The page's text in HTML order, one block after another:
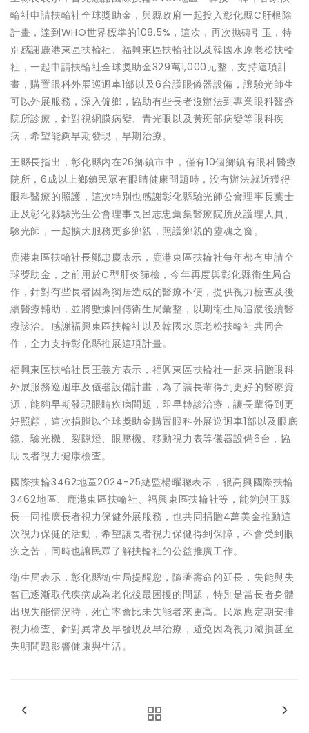
輪社申請扶輪社全球獎助金，與縣政府一起投入彰化縣C肝根除
計畫，達到WHO世界標準的108.5%，這次，再次拋磚引玉，特
別感謝鹿港東區扶輪社、福興東區扶輪社以及韓國水原老松扶輪
社，一起申請扶輪社全球獎助金329萬1,000元整，支持這項計
畫，購置眼科外展巡迴車1部以及6台護眼儀器設備，讓驗光師生
可以外展服務，深入偏鄉，協助有些長者沒辦法到專業眼科醫療
院所診療，針對視網膜病變、青光眼以及黃斑部病變等眼科疾
病，希望能夠早期發現，早期治療。
王縣長指出，彰化縣內在26鄉鎮市中，僅有10個鄉鎮有眼科醫療
院所，6成以上鄉鎮民眾有眼睛健康問題時，没有辦法就近獲得
眼科醫療的照護，這次特別也感謝彰化縣驗光師公會理事長葉士
正及彰化縣驗光生公會理事長呂志忠彙集醫療院所及護理人員、
驗光師，一起擴大服務更多鄉親，照護鄉親的靈魂之窗。
鹿港東區扶輪社長鄭忠慶表示，鹿港東區扶輪社每年都有申請全
球獎助金，之前用於C型肝炎篩檢，今年再度與彰化縣衛生局合
作，針對有些長者因為獨居造成的醫療不便，提供視力檢查及後
續醫療輔助，並將數據回傳衛生局彙整，以期衛生局追蹤後續醫
療診治。感謝福興東區扶輪社以及韓國水原老松扶輪社共同合
作，全力支持彰化縣推展這項計畫。
福興東區扶輪社長王義方表示，福興東區扶輪社一起來捐贈眼科
外展服務巡迴車及儀器設備計畫，為了讓長輩得到更好的醫療資
源，能夠早期發現眼睛疾病問題，即早轉診治療，讓長輩得到更
好照顧，這次捐贈以全球獎助金購置眼科外展巡迴車1部以及眼底
鏡、驗光機、裂隙燈、眼壓機、移動視力表等儀器設備6台，協
助長者視力健康檢查。
國際扶輪3462地區2024-25總監楊曜聰表示，很高興國際扶輪
3462地區、鹿港東區扶輪社、福興東區扶輪社等，能夠與王縣
長一同推廣長者視力保健外展服務，也共同捐贈4萬美金推動這
次視力保健的活動，希望讓長者視力保健得到保障，不會受到眼
疾之苦，同時也讓民眾了解扶輪社的公益推廣工作。
衛生局表示，彰化縣衛生局提醒您，隨著壽命的延長，失能與失
智已逐漸取代疾病成為老化後最困擾的問題，特別是當長者身體
出現失能情況時，死亡率會比未失能者來更高。民眾應定期安排
視力檢查、針對異常及早發現及早治療，避免因為視力減損甚至
失明問題影響健康與生活。